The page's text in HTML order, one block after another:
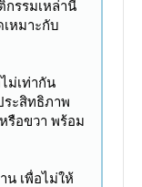
กรรมเหล่านี้
หมาะกับ
ม่เท่ากัน
ระสิทธิภาพ
รือขวา พร้อม
น เพื่อไม่ให้